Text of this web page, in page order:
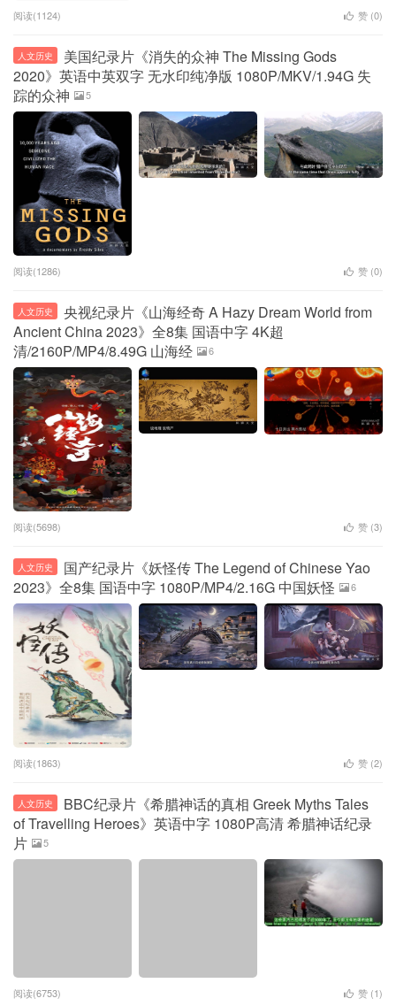
阅读(1124) 赞 (0)
人文历史
美国纪录片《消失的众神 The Missing Gods
2020》英语中英双字 无水印纯净版 1080P/MKV/1.94G 失
踪的众神
5
阅读(1286) 赞 (0)
人文历史
央视纪录片《山海经奇 A Hazy Dream World from
Ancient China 2023》全8集 国语中字 4K超
清/2160P/MP4/8.49G 山海经
6
阅读(5698) 赞 (3)
人文历史
国产纪录片《妖怪传 The Legend of Chinese Yao
2023》全8集 国语中字 1080P/MP4/2.16G 中国妖怪
6
阅读(1863) 赞 (2)
人文历史
BBC纪录片《希腊神话的真相 Greek Myths Tales
of Travelling Heroes》英语中字 1080P高清 希腊神话纪录
片
5
阅读(6753) 赞 (1)